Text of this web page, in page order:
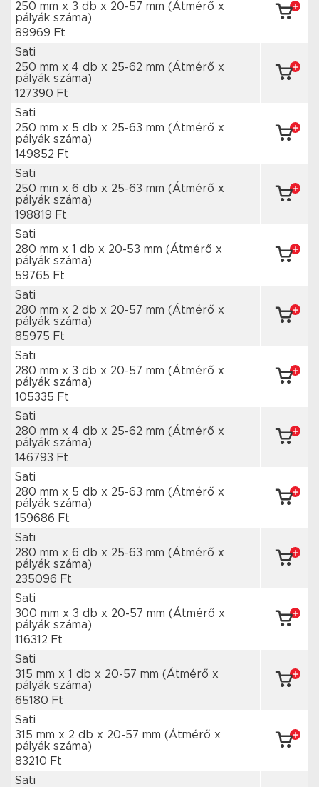
250 mm x 3 db x 20-57 mm (Átmérő x
pályák száma)
89969 Ft
Sati
250 mm x 4 db x 25-62 mm (Átmérő x
pályák száma)
127390 Ft
Sati
250 mm x 5 db x 25-63 mm (Átmérő x
pályák száma)
149852 Ft
Sati
250 mm x 6 db x 25-63 mm (Átmérő x
pályák száma)
198819 Ft
Sati
280 mm x 1 db x 20-53 mm (Átmérő x
pályák száma)
59765 Ft
Sati
280 mm x 2 db x 20-57 mm (Átmérő x
pályák száma)
85975 Ft
Sati
280 mm x 3 db x 20-57 mm (Átmérő x
pályák száma)
105335 Ft
Sati
280 mm x 4 db x 25-62 mm (Átmérő x
pályák száma)
146793 Ft
Sati
280 mm x 5 db x 25-63 mm (Átmérő x
pályák száma)
159686 Ft
Sati
280 mm x 6 db x 25-63 mm (Átmérő x
pályák száma)
235096 Ft
Sati
300 mm x 3 db x 20-57 mm (Átmérő x
pályák száma)
116312 Ft
Sati
315 mm x 1 db x 20-57 mm (Átmérő x
pályák száma)
65180 Ft
Sati
315 mm x 2 db x 20-57 mm (Átmérő x
pályák száma)
83210 Ft
Sati